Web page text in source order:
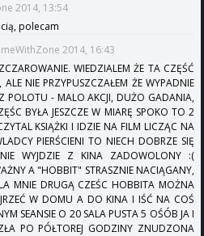
2014, 13:54
polecam
2014, 16:43
WIEDZIALEM ŻE TA CZĘŚĆ
NIE PRZYPUSZCZAŁEM ŻE WYPADNIE
POLOTU - MALO AKCJI, DUŻO GADANIA,
BYŁA JESZCZE W MIARĘ SPOKO TO 2
KSIĄŻKI I IDZIE NA FILM LICZĄC NA
PIERŚCIENI TO NIECH DOBRZE SIĘ
WYJDZIE Z KINA ZADOWOLONY :(
A "HOBBIT" STRASZNIE NACIĄGANY,
MNIE DRUGĄ CZEŚC HOBBITA MOŻNA
W DOMU A DO KINA I IŚĆ NA COŚ
SEANSIE O 20 SALA PUSTA 5 OŚÓB JA I
PO PÓŁTOREJ GODZINY ZNUDZONA